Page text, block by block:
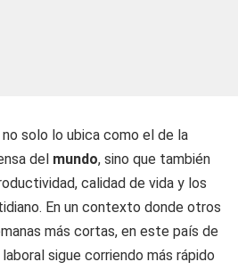
solo lo ubica como el de la
del mundo, sino que también
calidad de vida y los
En un contexto donde otros
más cortas, en este país de
sigue corriendo más rápido